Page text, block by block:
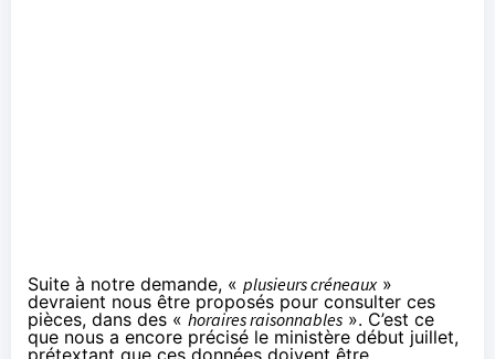
Suite à notre demande, « plusieurs créneaux»
devraient nous être proposés pour consulter ces
pièces, dans des « horaires raisonnables ». C’est ce
que nous a encore précisé le ministère début juillet,